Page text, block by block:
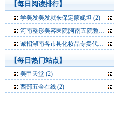
【每日阅读排行】
学美发美发就来保定蒙妮坦 (2)
河南整形美容医院|河南五院整形医院 (1)
诚招湖南各市县化妆品专卖代理分销 (1)
【每日热门站点】
美甲天堂 (2)
西部五金在线 (2)